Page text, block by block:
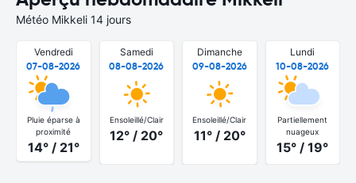
Météo Mikkeli 14 jours
Vendredi
07-08-2026
Pluie éparse à
proximité
14° / 21°
Samedi
08-08-2026
Ensoleillé/Clair
12° / 20°
Dimanche
09-08-2026
Ensoleillé/Clair
11° / 20°
Lundi
10-08-2026
Partiellement
nuageux
15° / 19°